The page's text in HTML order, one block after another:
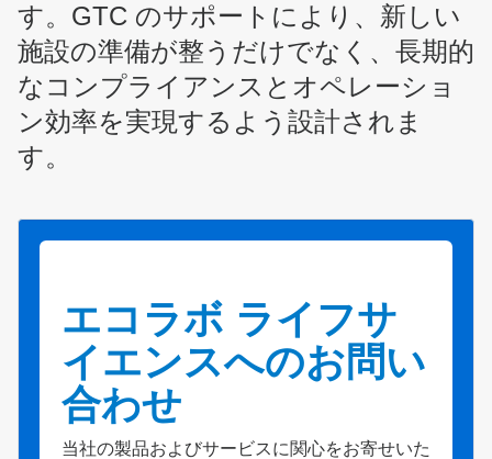
す。GTC のサポートにより、新しい
施設の準備が整うだけでなく、長期的
なコンプライアンスとオペレーショ
ン効率を実現するよう設計されま
す。
エコラボ ライフサ
イエンスへのお問い
合わせ
当社の製品およびサービスに関心をお寄せいた